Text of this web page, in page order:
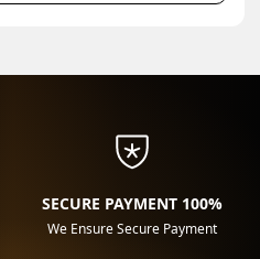
100% SECURE PAYMENT
We Ensure Secure Payment